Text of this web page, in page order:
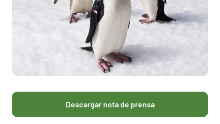
Descargar nota de prensa